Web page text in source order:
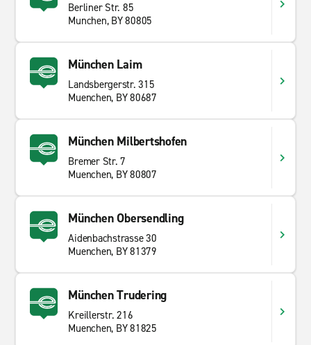
Berliner Str. 85
Munchen, BY 80805
München Laim
Landsbergerstr. 315
Muenchen, BY 80687
München Milbertshofen
Bremer Str. 7
Muenchen, BY 80807
München Obersendling
Aidenbachstrasse 30
Muenchen, BY 81379
München Trudering
Kreillerstr. 216
Muenchen, BY 81825